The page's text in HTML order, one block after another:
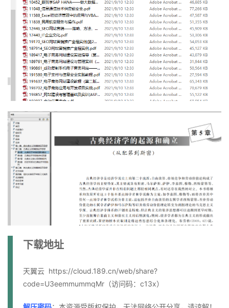
下载地址
天翼云 https://cloud.189.cn/web/share?
code=U3eemmummqMr（访问码：c13x）